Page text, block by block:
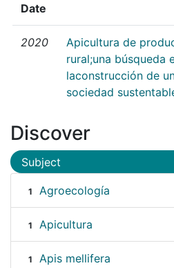
Date
2020
Apicultura de
rural;una búsqueda
laconstrucción de
sociedad
Discover
Subject
1 Agroecología
1 Apicultura
1 Apis mellifera